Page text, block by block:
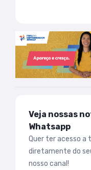
Veja nossas
Whatsapp
Quer ter acesso a
diretamente do
nosso canal!